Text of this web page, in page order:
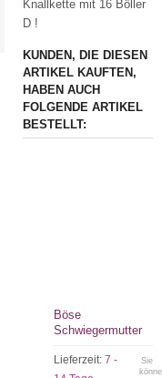
Knallkette mit 16 Böller
D !
KUNDEN, DIE DIESEN
ARTIKEL KAUFTEN,
HABEN AUCH
FOLGENDE ARTIKEL
BESTELLT:
Böse
Schwiegermutter
Lieferzeit:7 -
Sie